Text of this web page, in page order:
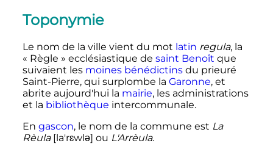
Toponymie
Le nom de la ville vient du mot latin regula, la
« Règle » ecclésiastique de saint Benoît que
suivaient les moines bénédictinsdu prieuré
Saint-Pierre, qui surplombe la Garonne, et
abrite aujourd'hui la mairie, les administrations
et la bibliothèque intercommunale.
En gascon, le nom de la commune est La
Rèula[la'rɛwlə] ou L'Arrèula.